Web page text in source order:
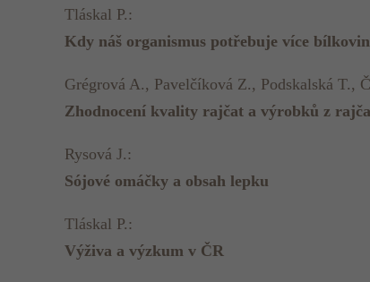
Tláskal P.:
Kdy náš organismus potřebuje více bílkovin
Grégrová A., Pavelčíková Z., Podskalská T.,
Zhodnocení kvality rajčat a výrobků z
Rysová J.:
Sójové omáčky a obsah lepku
Tláskal P.:
Výživa a výzkum v ČR